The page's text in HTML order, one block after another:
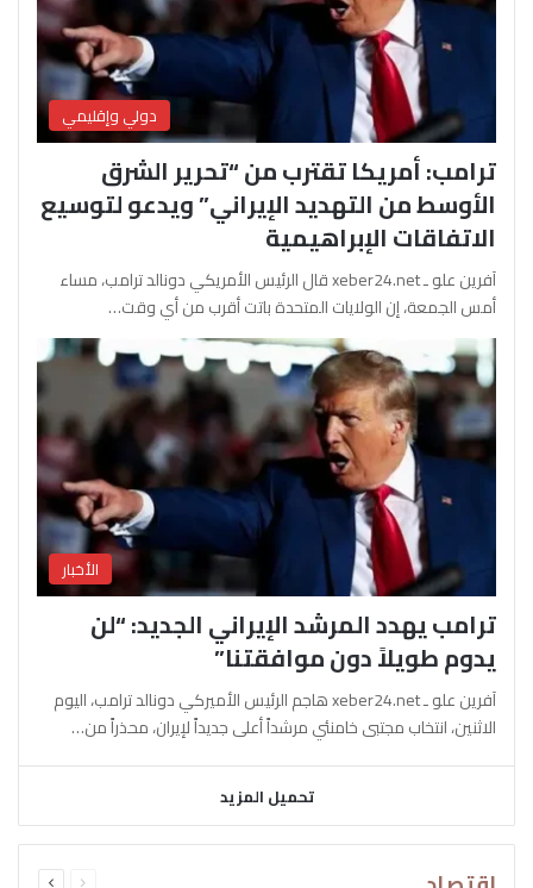
دولي وإقليمي
ترامب: أمريكا تقترب من “تحرير الشرق
الأوسط من التهديد الإيراني” ويدعو لتوسيع
الاتفاقات الإبراهيمية
آفرين علو ـ xeber24.net قال الرئيس الأمريكي دونالد ترامب، مساء
أمس الجمعة، إن الولايات المتحدة باتت أقرب من أي وقت…
الأخبار
ترامب يهدد المرشد الإيراني الجديد: “لن
يدوم طويلاً دون موافقتنا”
آفرين علو ـ xeber24.net هاجم الرئيس الأميركي دونالد ترامب، اليوم
الاثنين، انتخاب مجتبى خامنئي مرشداً أعلى جديداً لإيران، محذراً من…
تحميل المزيد